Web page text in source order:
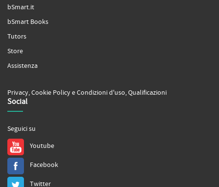
bSmart.it
bSmart Books
Tutors
Store
Assistenza
Privacy,Cookie PolicyeCondizioni d'uso,Qualificazioni
Social
Seguici su
Youtube
Facebook
Twitter